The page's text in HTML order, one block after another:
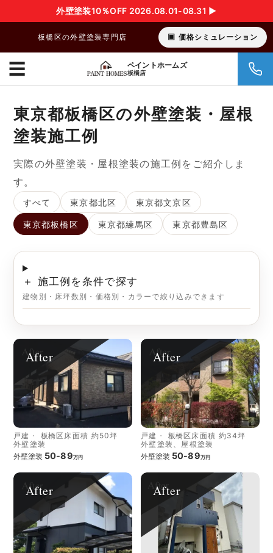
外壁塗装10％OFF 2026.08.01-08.31 ▶︎
板橋区の外壁塗装専門店 価格シミュレーション
ペイントホームズ
板橋店
☰
東京都板橋区の外壁塗装・屋根
塗装施工例
実際の外壁塗装・屋根塗装の施工例をご紹介しま
す。
すべて 東京都北区 東京都文京区
東京都板橋区 東京都練馬区 東京都豊島区
＋ 施工例を条件で探す
建物別・床坪数別・価格別・カラーで絞り込みできます
After
戸建 板橋区 床面積 約50坪
外壁塗装
外壁塗装 50-89万円
After
戸建 板橋区 床面積 約34坪
外壁塗装、屋根塗装
外壁塗装 50-89万円
After After